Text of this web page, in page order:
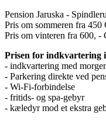
Pension Jaruska -
Pris om sommeren fra 450
Pris om vinteren fra 600, -
Prisen for indkvartering
- indkvartering med
- Parkering direkte ved
- Wi-Fi-forbindelse
- fritids- og spa-gebyr
- kæledyr mod et ekstra